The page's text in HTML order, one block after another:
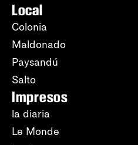
Local
Colonia
Maldonado
Paysandú
Salto
Impresos
la diaria
Le Monde